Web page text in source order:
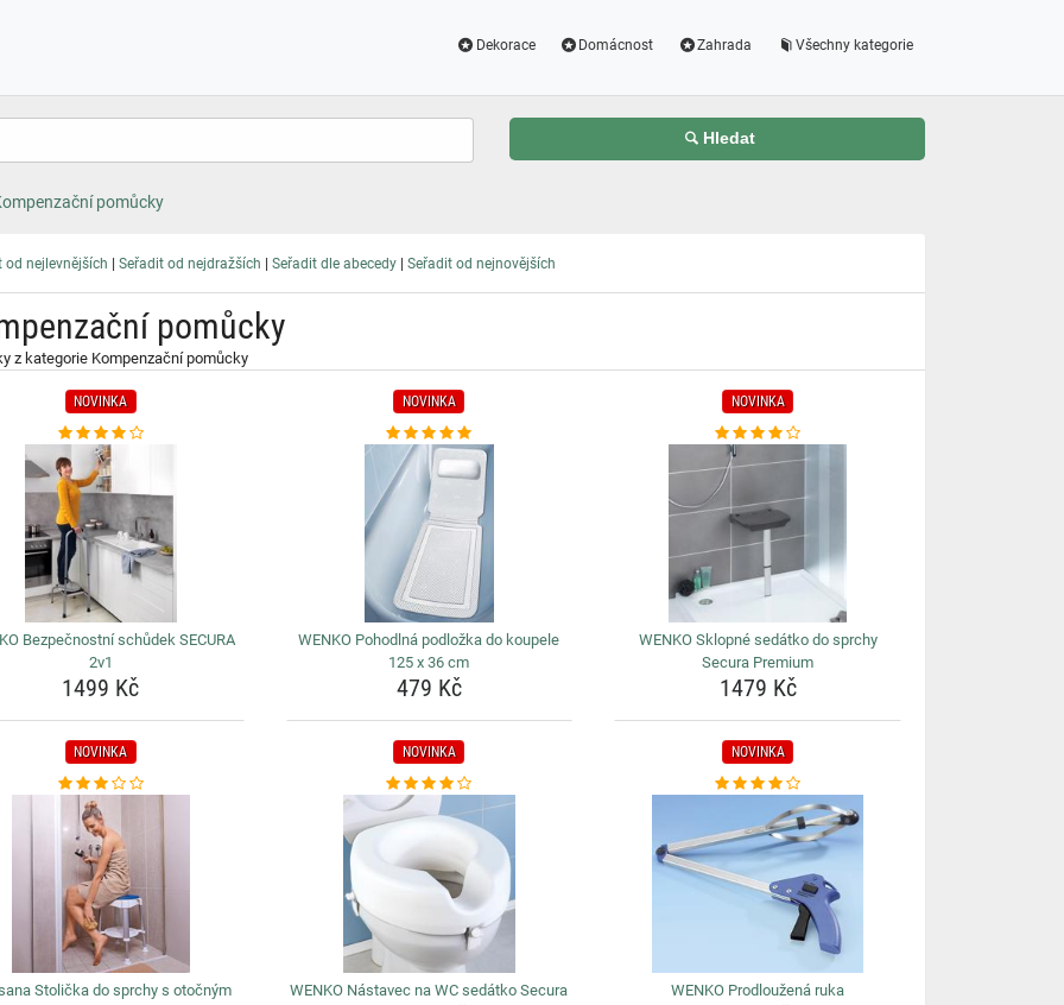
Dekorace Domácnost Zahrada Všechny kategorie
Hledat
pomůcky
od nejlevnějších | Seřadit od nejdražších | Seřadit dle abecedy | Seřadit od nejnovějších
pomůcky
z kategorie Kompenzační pomůcky
NOVINKA
Bezpečnostní schůdek SECURA
2v1
1499 Kč
NOVINKA
WENKO Pohodlná podložka do koupele
125 x 36 cm
479 Kč
NOVINKA
WENKO Sklopné sedátko do sprchy
Secura Premium
1479 Kč
NOVINKA
Stolička do sprchy s otočným
NOVINKA
WENKO Nástavec na WC sedátko Secura
NOVINKA
WENKO Prodloužená ruka